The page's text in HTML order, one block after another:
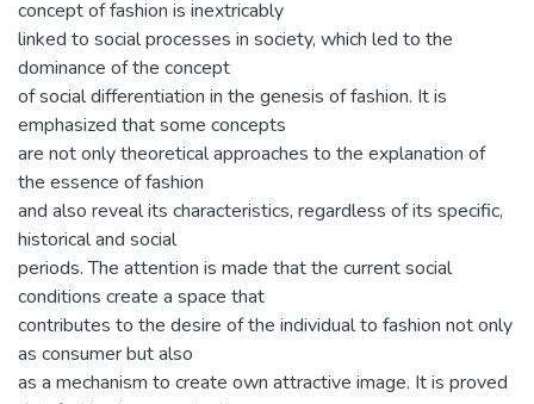
concept of fashion is inextricably
linked to social processes in society, which led to the
dominance of the concept
of social differentiation in the genesis of fashion. It is
emphasized that some concepts
are not only theoretical approaches to the explanation of
the essence of fashion
and also reveal its characteristics, regardless of its specific,
historical and social
periods. The attention is made that the current social
conditions create a space that
contributes to the desire of the individual to fashion not only
as consumer but also
as a mechanism to create own attractive image. It is proved